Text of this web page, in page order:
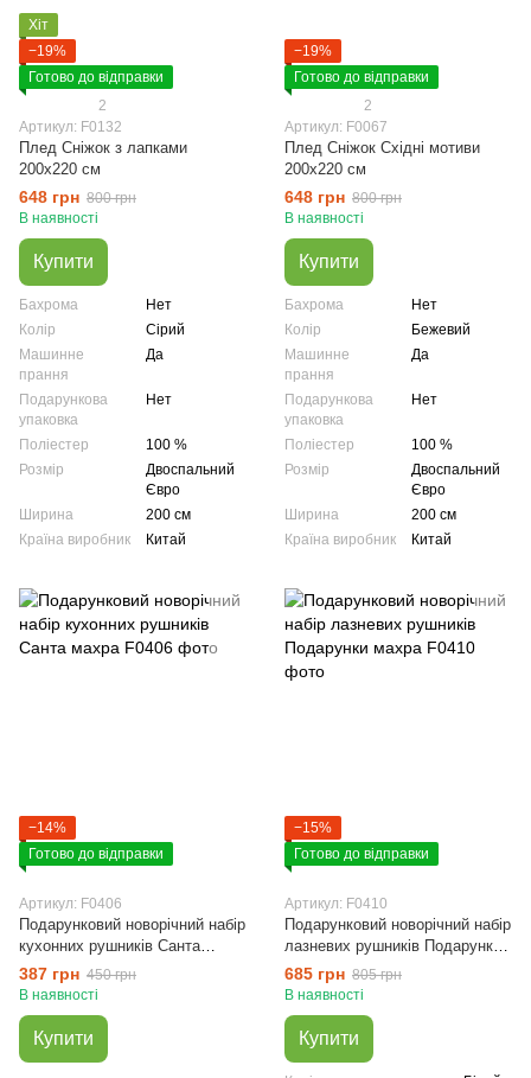
Хіт
−19%
Готово до відправки
2
Артикул: F0132
Плед Сніжок з лапками
200х220 см
648 грн 800 грн
В наявності
Купити
Бахрома
Нет
Колір
Сірий
Машинне
прання
Да
Подарункова
упаковка
Нет
Поліестер
100 %
Розмір
Двоспальний
Євро
Ширина
200 см
Країна виробник
Китай
−19%
Готово до відправки
2
Артикул: F0067
Плед Сніжок Східні мотиви
200х220 см
648 грн 800 грн
В наявності
Купити
Бахрома
Нет
Колір
Бежевий
Машинне
прання
Да
Подарункова
упаковка
Нет
Поліестер
100 %
Розмір
Двоспальний
Євро
Ширина
200 см
Країна виробник
Китай
−14%
Готово до відправки
Артикул: F0406
Подарунковий новорічний набір
кухонних рушників Санта
махра
387 грн 450 грн
В наявності
Купити
−15%
Готово до відправки
Артикул: F0410
Подарунковий новорічний набір
лазневих рушників Подарунки
махра
685 грн 805 грн
В наявності
Купити